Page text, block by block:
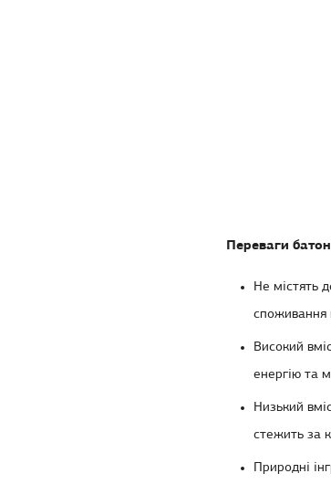
Переваги
Не містять
споживання
Високий
енергію та
Низький
стежить за
Природні